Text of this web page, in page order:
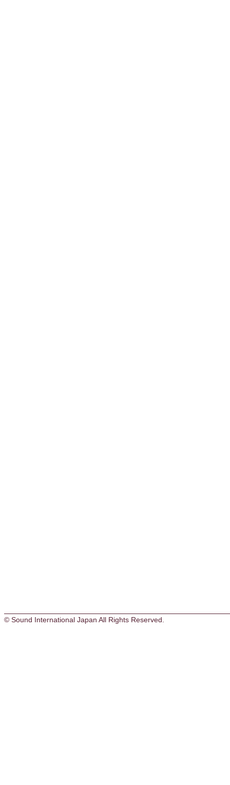
© Sound International Japan All Rights Reserved.